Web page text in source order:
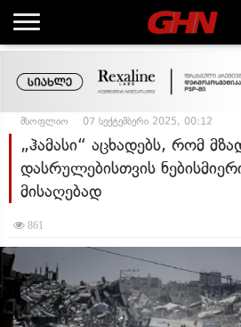
მსოფლიო 07 სექტემბერი 2025, 00:12
„ჰამასი“ აცხადებს, რომ
დასრულებისთვის
მისაღებად
861